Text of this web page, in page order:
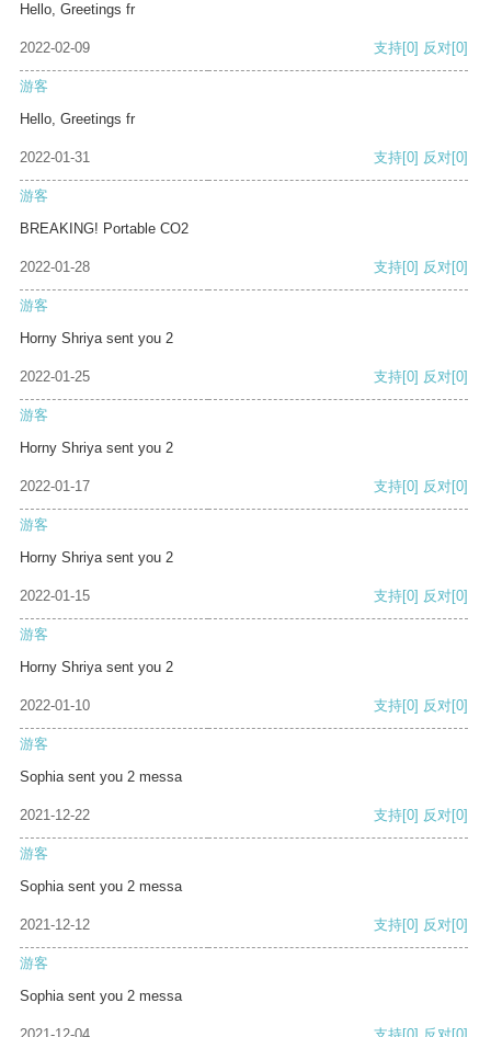
Hello, Greetings fr
2022-02-09 支持[0] 反对[0]
游客
Hello, Greetings fr
2022-01-31 支持[0] 反对[0]
游客
BREAKING! Portable CO2
2022-01-28 支持[0] 反对[0]
游客
Horny Shriya sent you 2
2022-01-25 支持[0] 反对[0]
游客
Horny Shriya sent you 2
2022-01-17 支持[0] 反对[0]
游客
Horny Shriya sent you 2
2022-01-15 支持[0] 反对[0]
游客
Horny Shriya sent you 2
2022-01-10 支持[0] 反对[0]
游客
Sophia sent you 2 messa
2021-12-22 支持[0] 反对[0]
游客
Sophia sent you 2 messa
2021-12-12 支持[0] 反对[0]
游客
Sophia sent you 2 messa